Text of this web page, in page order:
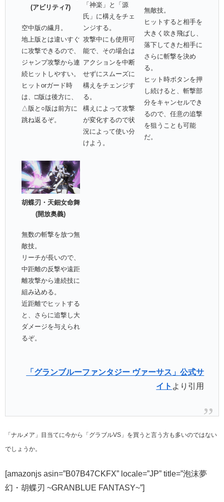
(アビリティ7)
空中版の繊月。
地上版とは違いすぐ
に攻撃できるので、
ジャンプ攻撃から連
続ヒットしやすい。
ヒットorガード時
は、□版は後方に、
△版と○版は前方に
跳ね返るぞ。
「神楽」と「源
氏」に構えをチェ
ンジする。
攻撃中にも使用可
能で、その場合は
アクションを中断
せずにスムーズに
構えをチェンジす
る。
構えによって攻撃
が変化するので状
況によって使い分
けよう。
無敵技。
ヒットすると相手を
大きく吹き飛ばし、
落下してきた相手に
さらに斬撃を決め
る。
ヒット時ボタンを押
し続けると、斬撃部
分をキャンセルでき
るので、任意の追撃
を狙うことも可能
だ。
胡蝶刃・天鈿女命舞
(開放奥義)
無数の斬撃を放つ無
敵技。
リーチが長いので、
中距離の反撃や遠距
離攻撃から連続技に
組み込める。
近距離でヒットする
と、さらに追撃し大
ダメージを与えられ
るぞ。
「グランブルーファンタジー ヴァーサス」公式サ
イト より引用
「ナルメア」目当てに今から「グラブルVS」を買うと言う方も多いのではない
でしょうか。
[amazonjs asin=”B07B47CKFX” locale=”JP” title=”泡沫夢
幻・胡蝶刃 ~GRANBLUE FANTASY~”]